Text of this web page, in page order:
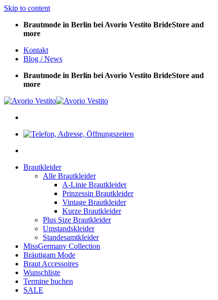
Skip to content
Brautmode in Berlin bei Avorio Vestito BrideStore and
more
Kontakt
Blog / News
Brautmode in Berlin bei Avorio Vestito BrideStore and
more
Brautkleider
Alle Brautkleider
A-Linie Brautkleider
Prinzessin Brautkleider
Vintage Brautkleider
Kurze Brautkleider
Plus Size Brautkleider
Umstandskleider
Standesamtkleider
MissGermany Collection
Bräutigam Mode
Braut Accessoires
Wunschliste
Termine buchen
SALE